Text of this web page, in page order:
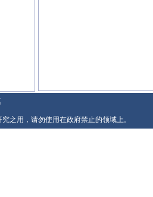
之用，请勿使用在政府禁止的领域上。